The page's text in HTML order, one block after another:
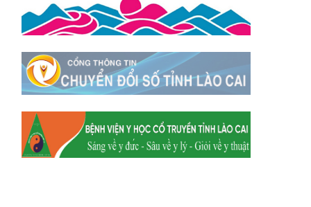
Xã Bản Xèo
Xã Bát Xát
Xã Võ Lao
Xã Khánh Yên
Xã Văn Bàn
Xã Dương Quỳ
Xã Chiềng Ken
Xã Minh Lương
Xã Nậm Chảy
Xã Bảo Yên
Xã Nghĩa Đô
Xã Thượng Hà